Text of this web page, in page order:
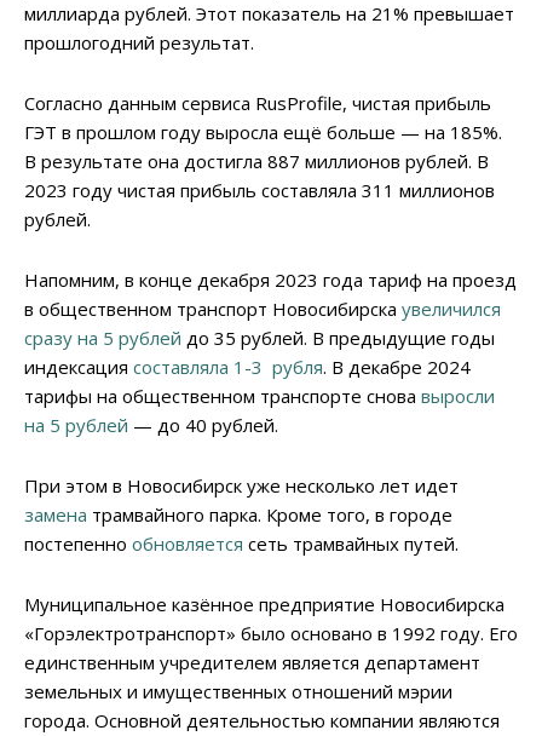
миллиарда рублей. Этот показатель на 21% превышает
прошлогодний результат.
Согласно данным сервиса RusProfile, чистая прибыль
ГЭТ в прошлом году выросла ещё больше — на 185%.
В результате она достигла 887 миллионов рублей. В
2023 году чистая прибыль составляла 311 миллионов
рублей.
Напомним, в конце декабря 2023 года тариф на проезд
в общественном транспорт Новосибирска увеличился
сразу на 5 рублей до 35 рублей. В предыдущие годы
индексация составляла 1-3 рубля. В декабре 2024
тарифы на общественном транспорте снова выросли
на 5 рублей — до 40 рублей.
При этом в Новосибирск уже несколько лет идет
замена трамвайного парка. Кроме того, в городе
постепенно обновляется сеть трамвайных путей.
Муниципальное казённое предприятие Новосибирска
«Горэлектротранспорт» было основано в 1992 году. Его
единственным учредителем является департамент
земельных и имущественных отношений мэрии
города. Основной деятельностью компании являются